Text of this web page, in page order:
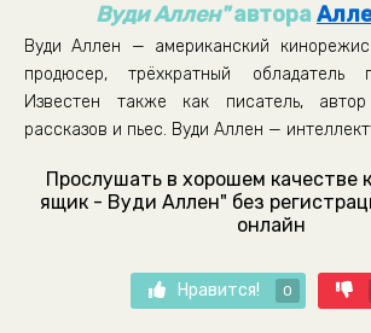
Вуди Аллен"автора
Вуди Аллен — американский
продюсер, трёхкратный обладатель
Известен также как писатель, автор
рассказов и пьес. Вуди Аллен —
Прослушать в хорошем качестве
ящик - Вуди Аллен" без
онлайн
Нравится! 0